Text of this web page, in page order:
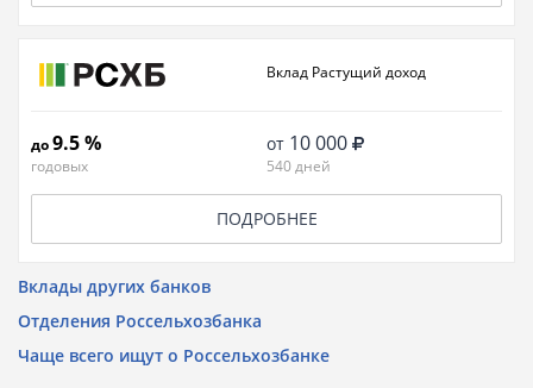
Вклад Растущий доход
до9.5 %
годовых
от 10 000
540 дней
ПОДРОБНЕЕ
Вклады других банков
Отделения Россельхозбанка
Чаще всего ищут о Россельхозбанке